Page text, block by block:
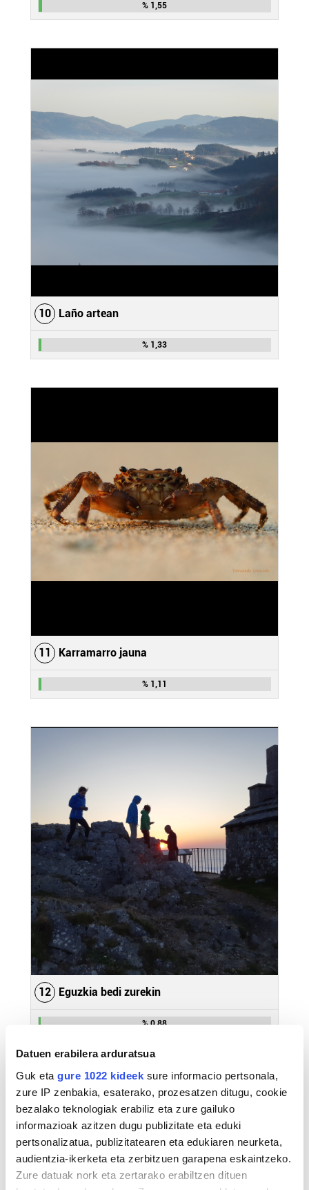
Datuen erabilera arduratsua
Guk eta gure 1022 kideek sure informacio pertsonala,
zure IP zenbakia, esaterako, prozesatzen ditugu, cookie
bezalako teknologiak erabiliz eta zure gailuko
informazioak azitzen dugu publizitate eta eduki
pertsonalizatua, publizitatearen eta edukiaren neurketa,
audientzia-ikerketa eta zerbitzuen garapena eskaintzeko.
Zure datuak nork eta zertarako erabiltzen dituen
% 1,55
10 Laño artean
% 1,33
11 Karramarro jauna
% 1,11
12 Eguzkia bedi zurekin
% 0,88